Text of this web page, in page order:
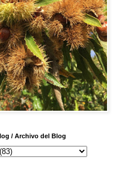
/ Archivo del Blog